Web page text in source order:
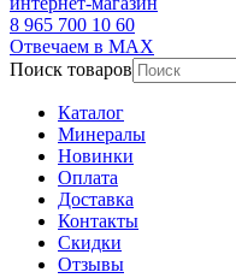
8 965 700 10 60
Отвечаем в MAX
Поиск товаров
Каталог
Минералы
Новинки
Оплата
Доставка
Контакты
Скидки
Отзывы